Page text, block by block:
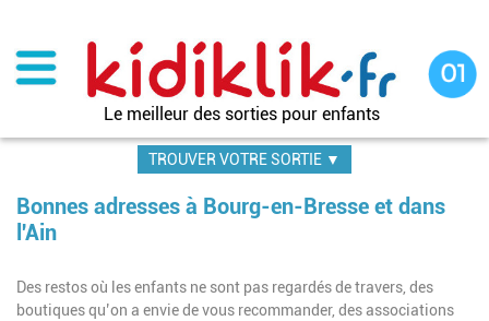
contenu
principal
Le meilleur des sorties pour enfants
TROUVER VOTRE SORTIE ▼
Bonnes adresses à Bourg-en-Bresse et dans
l'Ain
Des restos où les enfants ne sont pas regardés de travers, des
boutiques qu’on a envie de vous recommander, des associations